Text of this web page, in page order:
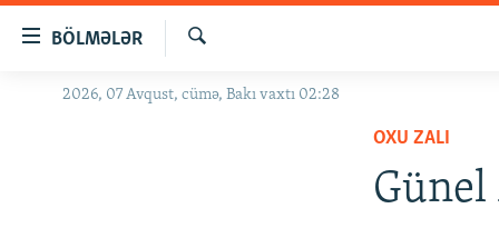
BÖLMƏLƏR
GÜNDƏM
Axtar
2026, 07 Avqust, cümə, Bakı vaxtı 02:28
OXU ZALI
Günel